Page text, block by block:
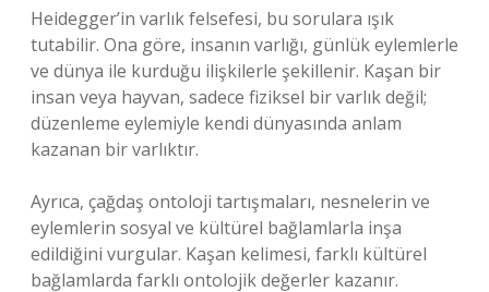
Heidegger’in varlık felsefesi, bu sorulara ışık
tutabilir. Ona göre, insanın varlığı, günlük eylemlerle
ve dünya ile kurduğu ilişkilerle şekillenir. Kaşan bir
insan veya hayvan, sadece fiziksel bir varlık değil;
düzenleme eylemiyle kendi dünyasında anlam
kazanan bir varlıktır.
Ayrıca, çağdaş ontoloji tartışmaları, nesnelerin ve
eylemlerin sosyal ve kültürel bağlamlarla inşa
edildiğini vurgular. Kaşan kelimesi, farklı kültürel
bağlamlarda farklı ontolojik değerler kazanır.